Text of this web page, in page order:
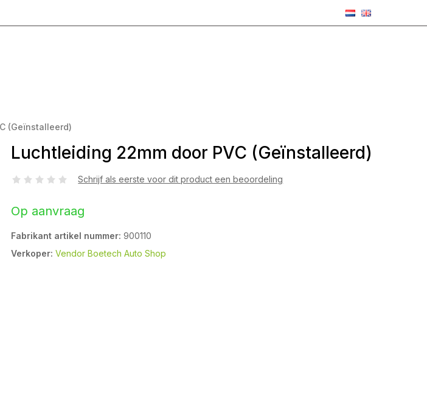
(Geïnstalleerd)
Luchtleiding 22mm door PVC (Geïnstalleerd)
Schrijf als eerste voor dit product een beoordeling
Op aanvraag
Fabrikant artikel nummer: 900110
Verkoper: Vendor Boetech Auto Shop